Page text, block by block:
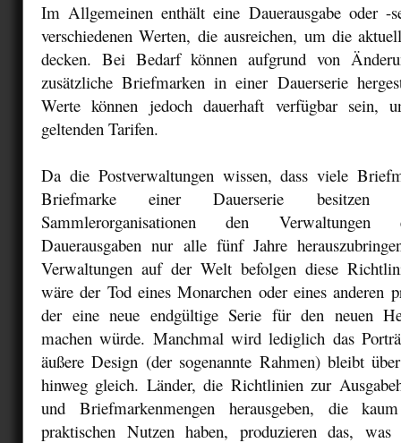
Im Allgemeinen enthält eine Dauerausgabe oder -
verschiedenen Werten, die ausreichen, um die
decken. Bei Bedarf können aufgrund von
zusätzliche Briefmarken in einer Dauerserie
Werte können jedoch dauerhaft verfügbar sein,
geltenden Tarifen.
Da die Postverwaltungen wissen, dass viele
Briefmarke einer Dauerserie besitzen
Sammlerorganisationen den Verwaltungen
Dauerausgaben nur alle fünf Jahre
Verwaltungen auf der Welt befolgen diese
wäre der Tod eines Monarchen oder eines anderen
der eine neue endgültige Serie für den neuen
machen würde. Manchmal wird lediglich das
äußere Design (der sogenannte Rahmen) bleibt
hinweg gleich. Länder, die Richtlinien zur
und Briefmarkenmengen herausgeben, die
praktischen Nutzen haben, produzieren das,